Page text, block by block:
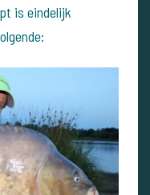
is eindelijk